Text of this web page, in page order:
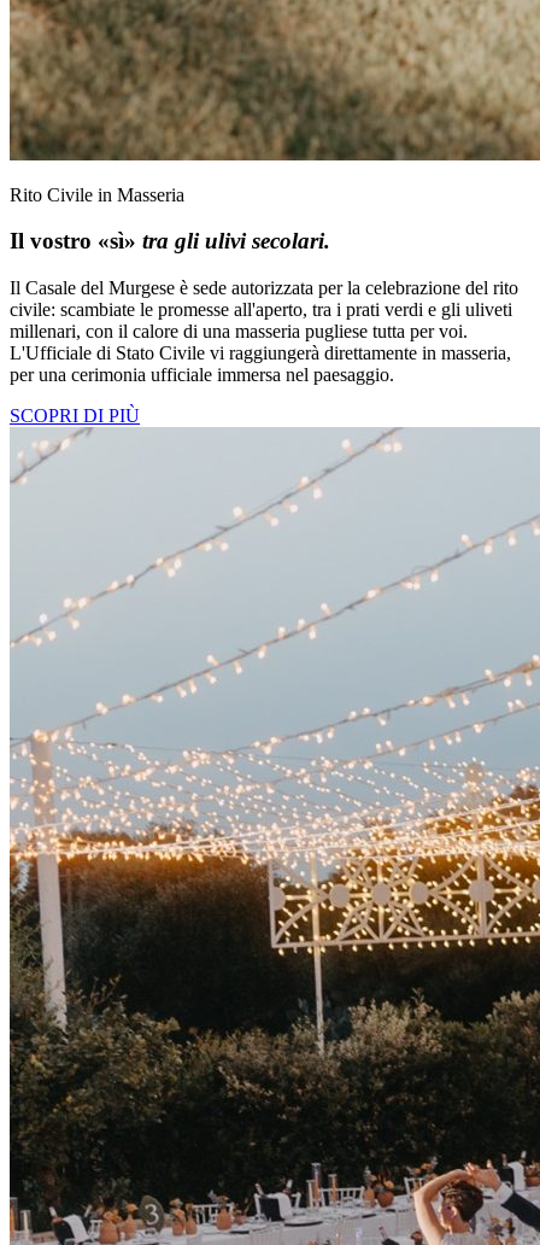
Rito Civile in Masseria
Il vostro «sì» tra gli ulivi secolari.
Il Casale del Murgese è sede autorizzata per la celebrazione del rito
civile: scambiate le promesse all'aperto, tra i prati verdi e gli uliveti
millenari, con il calore di una masseria pugliese tutta per voi.
L'Ufficiale di Stato Civile vi raggiungerà direttamente in masseria,
per una cerimonia ufficiale immersa nel paesaggio.
SCOPRI DI PIÙ